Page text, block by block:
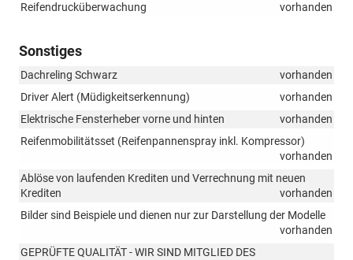
Reifendrucküberwachung
vorhanden
Sonstiges
Dachreling Schwarz
vorhanden
Driver Alert (Müdigkeitserkennung)
vorhanden
Elektrische Fensterheber vorne und hinten
vorhanden
Reifenmobilitätsset (Reifenpannenspray inkl. Kompressor)
vorhanden
Ablöse von laufenden Krediten und Verrechnung mit neuen
Krediten
vorhanden
Bilder sind Beispiele und dienen nur zur Darstellung der Modelle
vorhanden
GEPRÜFTE QUALITÄT - WIR SIND MITGLIED DES